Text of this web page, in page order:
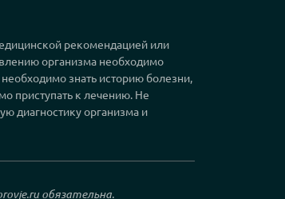
рекомендацией или
организма необходимо
знать историю болезни,
приступать к лечению. Не
диагностику организма и
обязательна.